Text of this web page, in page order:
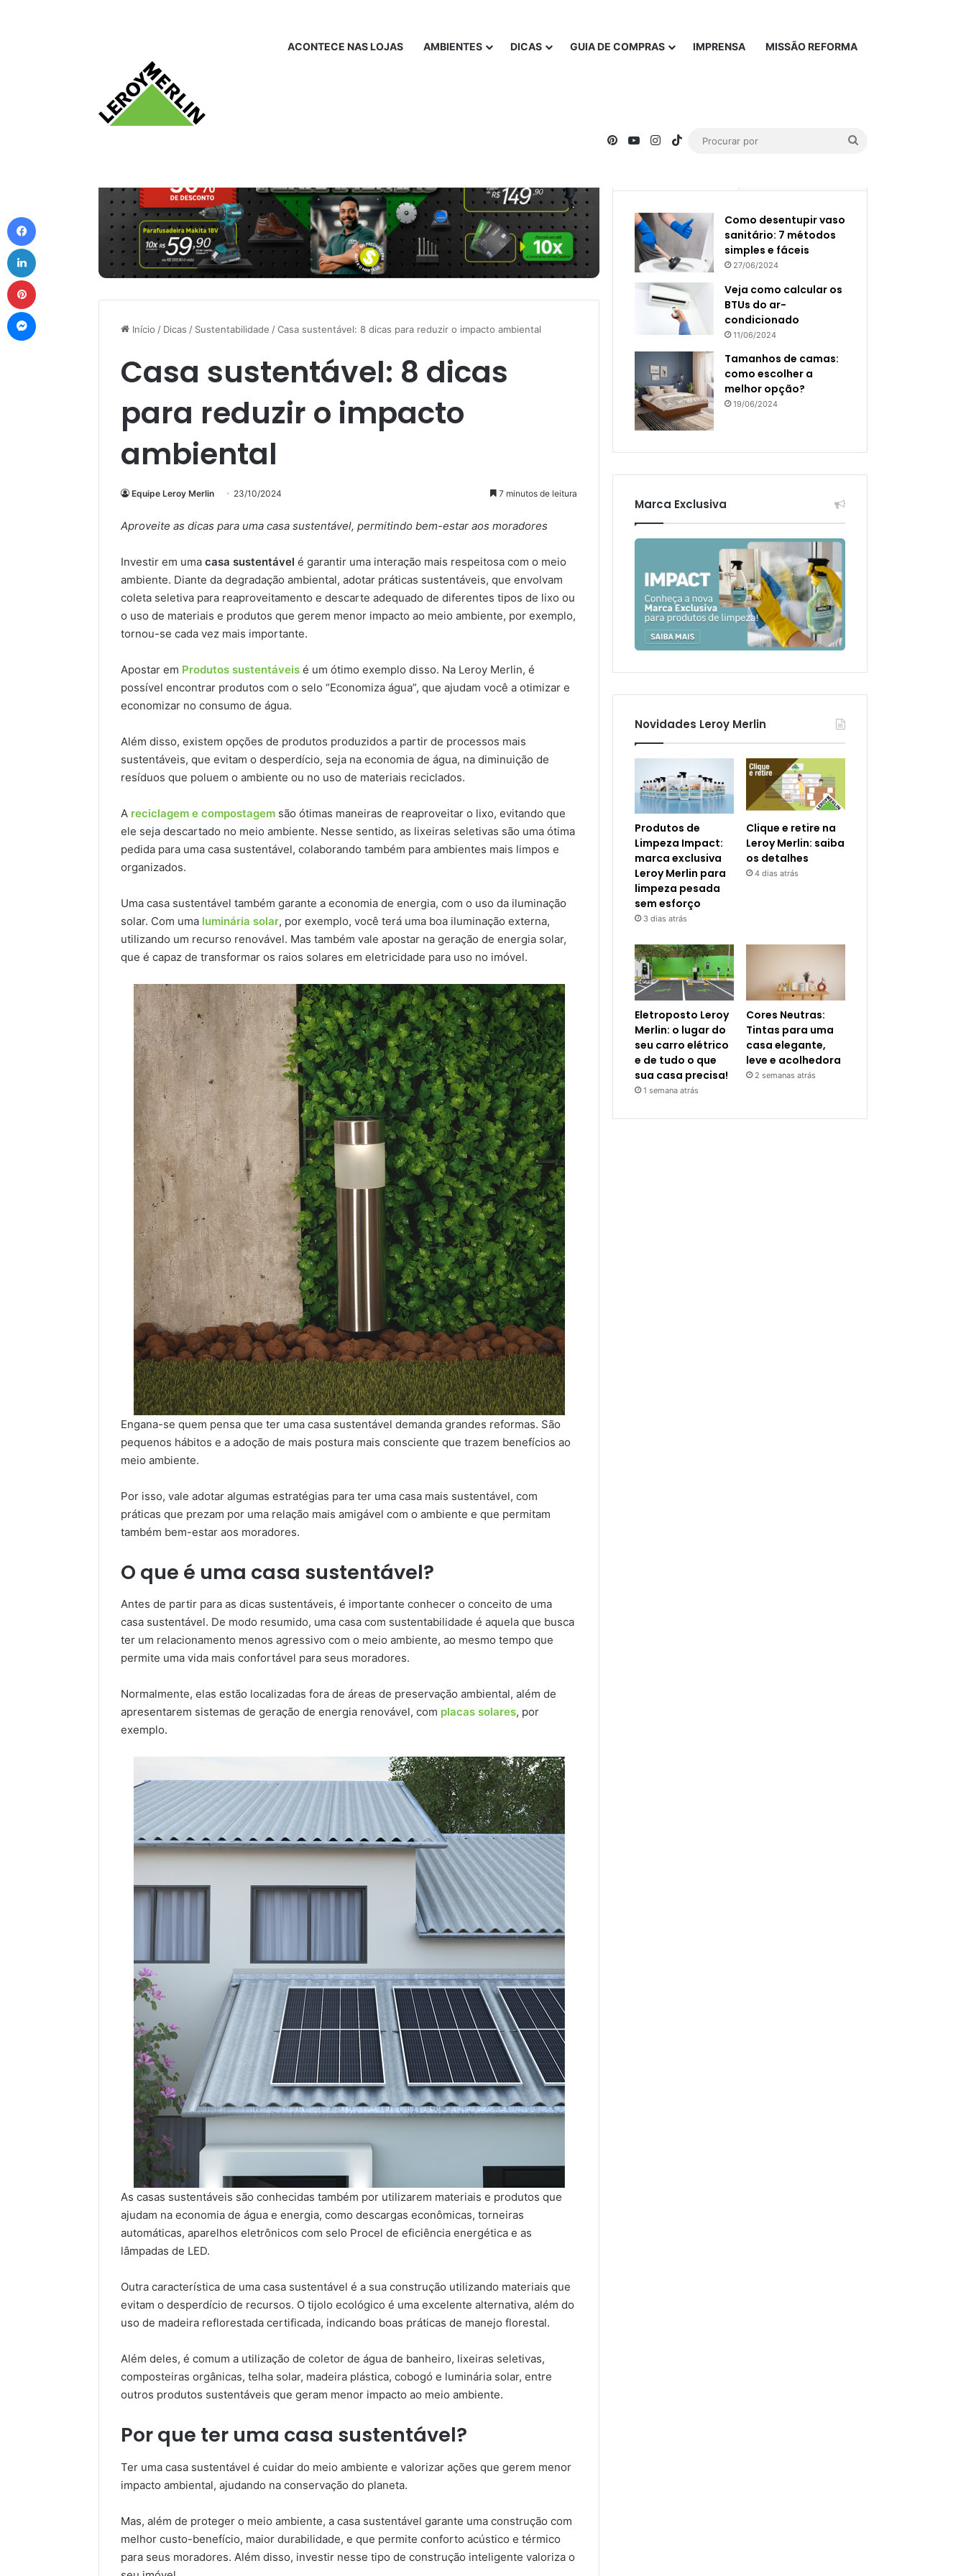
ACONTECE NAS LOJAS AMBIENTES DICAS GUIA DE COMPRAS IMPRENSA MISSÃO REFORMA
PinterestYouTubeInstagram
TikTok
Início / Dicas / Sustentabilidade /Casa sustentável: 8 dicas para reduzir o impacto ambiental
Casa sustentável: 8 dicas
para reduzir o impacto
ambiental
Equipe Leroy Merlin 23/10/2024 7 minutos de leitura
Aproveite as dicas para uma casa sustentável, permitindo bem-estar aos moradores
Investir em uma casa sustentável é garantir uma interação mais respeitosa com o meio
ambiente. Diante da degradação ambiental, adotar práticas sustentáveis, que envolvam
coleta seletiva para reaproveitamento e descarte adequado de diferentes tipos de lixo ou
o uso de materiais e produtos que gerem menor impacto ao meio ambiente, por exemplo,
tornou-se cada vez mais importante.
Apostar em Produtos sustentáveis é um ótimo exemplo disso. Na Leroy Merlin, é
possível encontrar produtos com o selo “Economiza água”, que ajudam você a otimizar e
economizar no consumo de água.
Além disso, existem opções de produtos produzidos a partir de processos mais
sustentáveis, que evitam o desperdício, seja na economia de água, na diminuição de
resíduos que poluem o ambiente ou no uso de materiais reciclados.
A reciclagem e compostagem são ótimas maneiras de reaproveitar o lixo, evitando que
ele seja descartado no meio ambiente. Nesse sentido, as lixeiras seletivas são uma ótima
pedida para uma casa sustentável, colaborando também para ambientes mais limpos e
organizados.
Uma casa sustentável também garante a economia de energia, com o uso da iluminação
solar. Com uma luminária solar, por exemplo, você terá uma boa iluminação externa,
utilizando um recurso renovável. Mas também vale apostar na geração de energia solar,
que é capaz de transformar os raios solares em eletricidade para uso no imóvel.
Engana-se quem pensa que ter uma casa sustentável demanda grandes reformas. São
pequenos hábitos e a adoção de mais postura mais consciente que trazem benefícios ao
meio ambiente.
Por isso, vale adotar algumas estratégias para ter uma casa mais sustentável, com
práticas que prezam por uma relação mais amigável com o ambiente e que permitam
também bem-estar aos moradores.
O que é uma casa sustentável?
Antes de partir para as dicas sustentáveis, é importante conhecer o conceito de uma
casa sustentável. De modo resumido, uma casa com sustentabilidade é aquela que busca
ter um relacionamento menos agressivo com o meio ambiente, ao mesmo tempo que
permite uma vida mais confortável para seus moradores.
Normalmente, elas estão localizadas fora de áreas de preservação ambiental, além de
apresentarem sistemas de geração de energia renovável, com placas solares, por
exemplo.
As casas sustentáveis são conhecidas também por utilizarem materiais e produtos que
ajudam na economia de água e energia, como descargas econômicas, torneiras
automáticas, aparelhos eletrônicos com selo Procel de eficiência energética e as
lâmpadas de LED.
Outra característica de uma casa sustentável é a sua construção utilizando materiais que
evitam o desperdício de recursos. O tijolo ecológico é uma excelente alternativa, além do
uso de madeira reflorestada certificada, indicando boas práticas de manejo florestal.
Além deles, é comum a utilização de coletor de água de banheiro, lixeiras seletivas,
composteiras orgânicas, telha solar, madeira plástica, cobogó e luminária solar, entre
outros produtos sustentáveis que geram menor impacto ao meio ambiente.
Por que ter uma casa sustentável?
Ter uma casa sustentável é cuidar do meio ambiente e valorizar ações que gerem menor
impacto ambiental, ajudando na conservação do planeta.
Mas, além de proteger o meio ambiente, a casa sustentável garante uma construção com
melhor custo-benefício, maior durabilidade, e que permite conforto acústico e térmico
para seus moradores. Além disso, investir nesse tipo de construção inteligente valoriza o
Como desentupir vaso
sanitário: 7 métodos
simples e fáceis
27/06/2024
Veja como calcular os
BTUs do ar-
condicionado
11/06/2024
Tamanhos de camas:
como escolher a
melhor opção?
19/06/2024
Marca Exclusiva
Novidades Leroy Merlin
Produtos de
Limpeza Impact:
marca exclusiva
Leroy Merlin para
limpeza pesada
sem esforço
3 dias atrás
Clique e retire na
Leroy Merlin: saiba
os detalhes
4 dias atrás
Eletroposto Leroy
Merlin: o lugar do
seu carro elétrico
e de tudo o que
sua casa precisa!
1 semana atrás
Cores Neutras:
Tintas para uma
casa elegante,
leve e acolhedora
2 semanas atrás